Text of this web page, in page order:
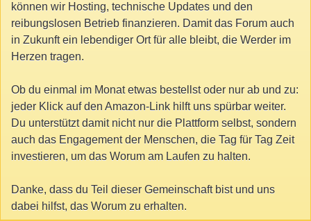
können wir Hosting, technische Updates und den
reibungslosen Betrieb finanzieren. Damit das Forum auch
in Zukunft ein lebendiger Ort für alle bleibt, die Werder im
Herzen tragen.
Ob du einmal im Monat etwas bestellst oder nur ab und zu:
jeder Klick auf den Amazon-Link hilft uns spürbar weiter.
Du unterstützt damit nicht nur die Plattform selbst, sondern
auch das Engagement der Menschen, die Tag für Tag Zeit
investieren, um das Worum am Laufen zu halten.
Danke, dass du Teil dieser Gemeinschaft bist und uns
dabei hilfst, das Worum zu erhalten.